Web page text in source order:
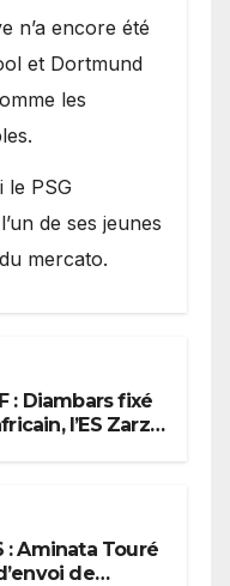
n’a encore été
et Dortmund
les
le PSG
de ses jeunes
mercato.
: Diambars fixé
l’ES Zarzis
: Aminata Touré
de